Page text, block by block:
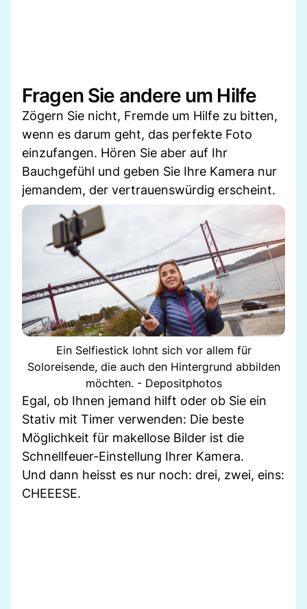
Fragen Sie andere um Hilfe
Zögern Sie nicht, Fremde um Hilfe zu bitten,
wenn es darum geht, das perfekte Foto
einzufangen. Hören Sie aber auf Ihr
Bauchgefühl und geben Sie Ihre Kamera nur
jemandem, der vertrauenswürdig erscheint.
Ein Selfiestick lohnt sich vor allem für
Soloreisende, die auch den Hintergrund abbilden
möchten. - Depositphotos
Egal, ob Ihnen jemand hilft oder ob Sie ein
Stativ mit Timer verwenden: Die beste
Möglichkeit für makellose Bilder ist die
Schnellfeuer-Einstellung Ihrer Kamera.
Und dann heisst es nur noch: drei, zwei, eins:
CHEEESE.